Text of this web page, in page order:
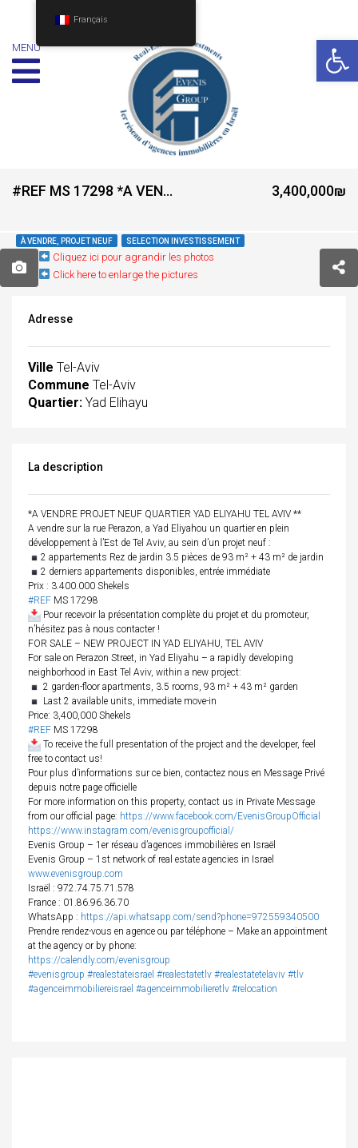
MENU
#REF MS 17298 *A VENDRE PROJET NEUF QUARTIER YAD ELIYAHU TEL AVIV ** 3,400,000₪
À VENDRE, PROJET NEUF SELECTION INVESTISSEMENT
Cliquez ici pour agrandir les photos
Click here to enlarge the pictures
Adresse
Ville Tel-Aviv
Commune Tel-Aviv
Quartier: Yad Elihayu
La description
*A VENDRE PROJET NEUF QUARTIER YAD ELIYAHU TEL AVIV **
A vendre sur la rue Perazon, a Yad Eliyahou un quartier en plein
développement à l’Est de Tel Aviv, au sein d’un projet neuf :
2 appartements Rez de jardin 3.5 pièces de 93 m² + 43 m² de jardin
2 derniers appartements disponibles, entrée immédiate
Prix : 3.400.000 Shekels
#REF MS 17298
Pour recevoir la présentation complète du projet et du promoteur,
n’hésitez pas à nous contacter !
FOR SALE – NEW PROJECT IN YAD ELIYAHU, TEL AVIV
For sale on Perazon Street, in Yad Eliyahu – a rapidly developing
neighborhood in East Tel Aviv, within a new project:
2 garden-floor apartments, 3.5 rooms, 93 m² + 43 m² garden
Last 2 available units, immediate move-in
Price: 3,400,000 Shekels
#REF MS 17298
To receive the full presentation of the project and the developer, feel
free to contact us!
Pour plus d’informations sur ce bien, contactez nous en Message Privé
depuis notre page officielle
For more information on this property, contact us in Private Message
from our official page: https://www.facebook.com/EvenisGroupOfficial
https://www.instagram.com/evenisgroupofficial/
Evenis Group – 1er réseau d’agences immobilières en Israël
Evenis Group – 1st network of real estate agencies in Israel
www.evenisgroup.com
Israël : 972.74.75.71.578
France : 01.86.96.36.70
WhatsApp : https://api.whatsapp.com/send?phone=972559340500
Prendre rendez-vous en agence ou par téléphone – Make an appointment
at the agency or by phone:
https://calendly.com/evenisgroup
#evenisgroup #realestateisrael #realestatetlv #realestatetelaviv #tlv
#agenceimmobiliereisrael #agenceimmobilieretlv #relocation
Français